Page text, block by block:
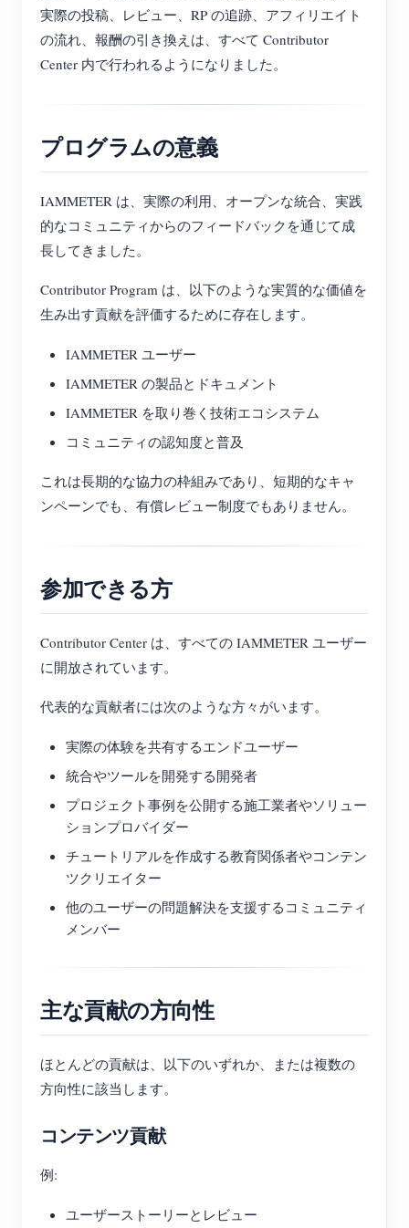
実際の投稿、レビュー、RP の追跡、アフィリエイト
の流れ、報酬の引き換えは、すべて Contributor
Center 内で行われるようになりました。
プログラムの意義
IAMMETER は、実際の利用、オープンな統合、実践
的なコミュニティからのフィードバックを通じて成
長してきました。
Contributor Program は、以下のような実質的な価値を
生み出す貢献を評価するために存在します。
IAMMETER ユーザー
IAMMETER の製品とドキュメント
IAMMETER を取り巻く技術エコシステム
コミュニティの認知度と普及
これは長期的な協力の枠組みであり、短期的なキャ
ンペーンでも、有償レビュー制度でもありません。
参加できる方
Contributor Center は、すべての IAMMETER ユーザー
に開放されています。
代表的な貢献者には次のような方々がいます。
実際の体験を共有するエンドユーザー
統合やツールを開発する開発者
プロジェクト事例を公開する施工業者やソリュー
ションプロバイダー
チュートリアルを作成する教育関係者やコンテン
ツクリエイター
他のユーザーの問題解決を支援するコミュニティ
メンバー
主な貢献の方向性
ほとんどの貢献は、以下のいずれか、または複数の
方向性に該当します。
コンテンツ貢献
例:
ユーザーストーリーとレビュー